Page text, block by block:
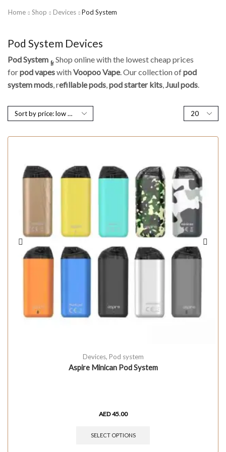
Home Shop Devices Pod System
Pod System Devices
Pod System ،ٍِ . Shop online with the lowest cheap prices
forpod vapeswithVoopoo Vape. Our collection ofpod
systemmods , refillable pods pod starter kits Juul pods
Devices, Pod system
Aspire Minican Pod System
AED45.00
SELECT OPTIONS